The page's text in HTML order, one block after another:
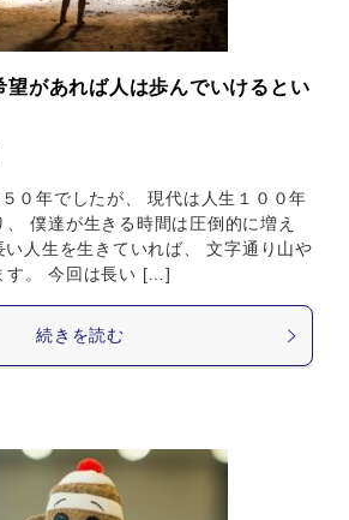
望があれば人は歩んでいけるとい
０年でしたが、 現代は人生１００年
僕達が生きる時間は圧倒的に増え
人生を生きていれば、 文字通り山や
す。 今回は長い […]
続きを読む